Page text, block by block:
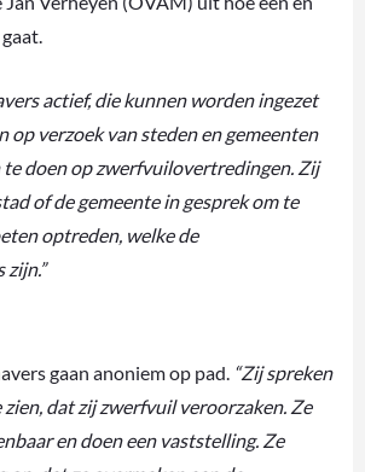
actief, die kunnen worden ingezet
op verzoek van steden en gemeenten
doen op zwerfvuilovertredingen. Zij
of de gemeente in gesprek om te
optreden, welke de
gaan anoniem op pad. “Zij spreken
zien, dat zij zwerfvuil veroorzaken. Ze
en doen een vaststelling. Ze